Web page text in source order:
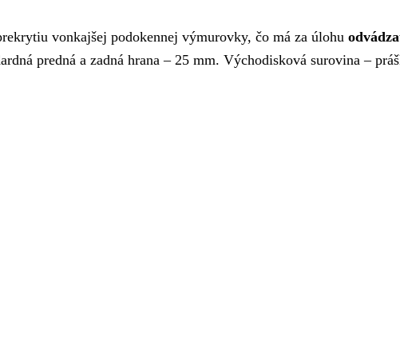
vonkajšej podokennej výmurovky, čo má za úlohu
predná a zadná hrana – 25 mm. Východisková surovina –